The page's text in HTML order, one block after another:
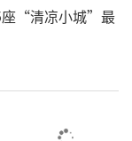
座“清凉小城”最